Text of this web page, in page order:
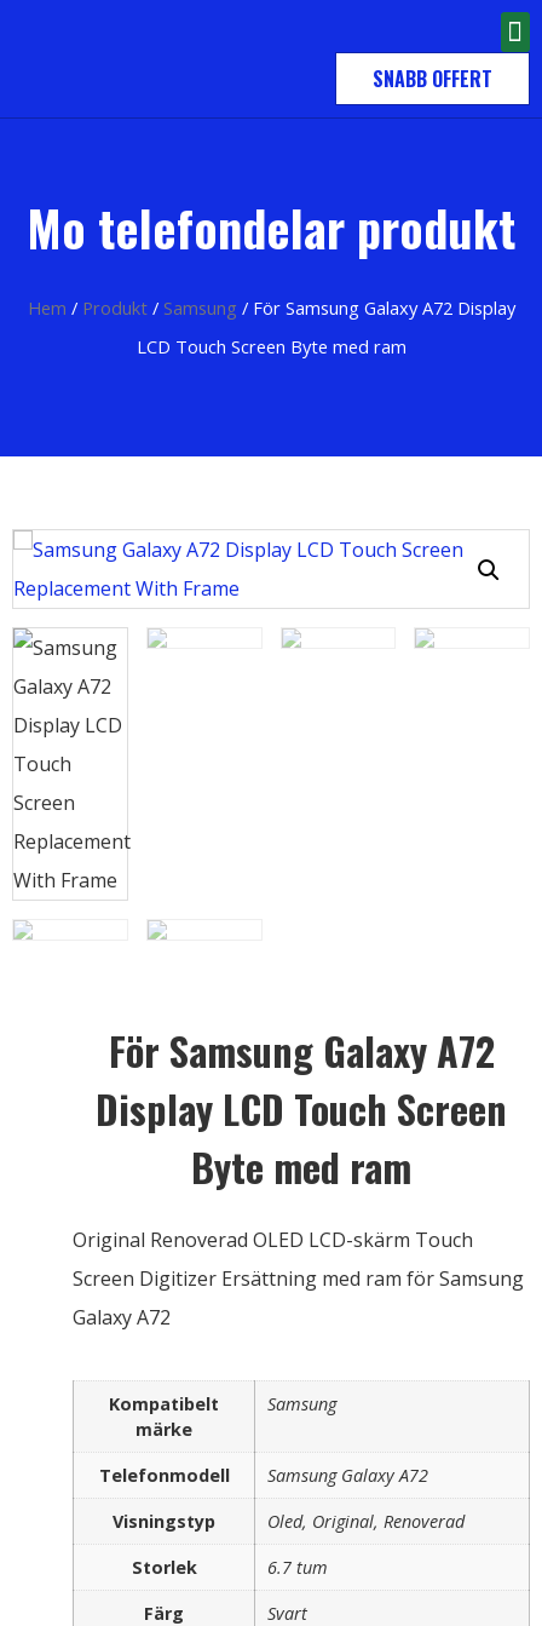
SNABB OFFERT
Mo telefondelar produkt
Hem / Produkt/ Samsung / För Samsung Galaxy A72 Display
LCD Touch Screen Byte med ram
För Samsung Galaxy A72
Display LCD Touch Screen
Byte med ram
Original Renoverad OLED LCD-skärm Touch
Screen Digitizer Ersättning med ram för Samsung
Galaxy A72
Kompatibelt
märke
Samsung
Telefonmodell
Samsung Galaxy A72
Visningstyp
Oled, Original, Renoverad
Storlek
6.7 tum
Färg
Svart